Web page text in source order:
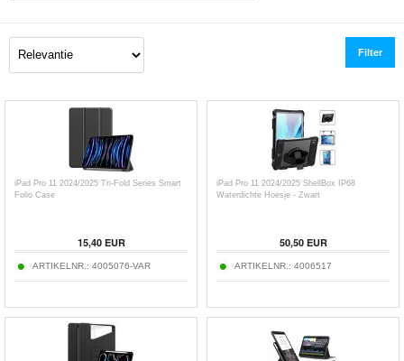
Filter
iPad Pro 11 2024/2025 Tri-Fold Series Smart
Folio Case
15,40EUR
ARTIKELNR.: 4005076-VAR
iPad Pro 11 2024/2025 ShellBox IP68
Waterdichte Hoesje - Zwart
50,50EUR
ARTIKELNR.: 4006517